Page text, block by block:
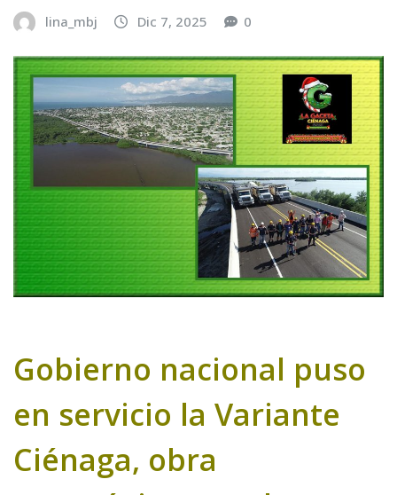
lina_mbj Dic 7, 2025 0
Gobierno nacional puso
en servicio la Variante
Ciénaga, obra